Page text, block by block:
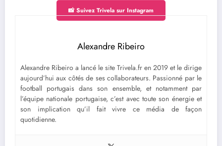
📸 Suivez Trivela sur Instagram
Alexandre Ribeiro
Alexandre Ribeiro a lancé le site Trivela.fr en 2019 et le dirige
aujourd’hui aux côtés de ses collaborateurs. Passionné par le
football portugais dans son ensemble, et notamment par
l’équipe nationale portugaise, c’est avec toute son énergie et
son implication qu’il fait vivre ce média de façon
quotidienne.